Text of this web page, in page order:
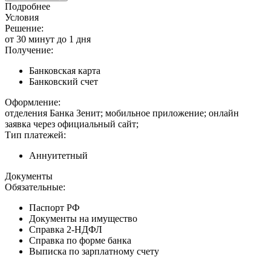
Подробнее
Условия
Решение:
от 30 минут до 1 дня
Получение:
Банковская карта
Банковский счет
Оформление:
отделения Банка Зенит; мобильное приложение; онлайн
заявка через официальный сайт;
Тип платежей:
Аннуитетный
Документы
Обязательные:
Паспорт РФ
Документы на имущество
Справка 2-НДФЛ
Справка по форме банка
Выписка по зарплатному счету